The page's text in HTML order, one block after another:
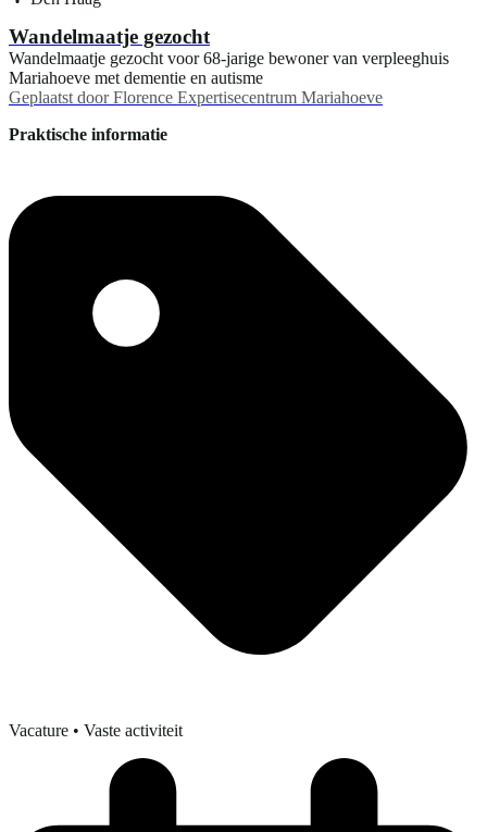
Wandelmaatje gezocht
Wandelmaatje gezocht voor 68-jarige bewoner van verpleeghuis
Mariahoeve met dementie en autisme
Geplaatst door Florence Expertisecentrum Mariahoeve
Praktische informatie
Vacature • Vaste activiteit